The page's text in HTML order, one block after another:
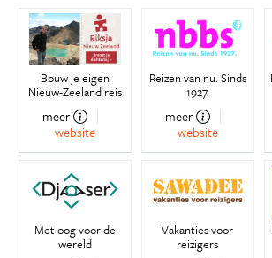
Bouw je eigen
Nieuw-Zeeland reis
meer
website
Reizen van nu. Sinds
1927.
meer
website
Met oog voor de
wereld
Vakanties voor
reizigers